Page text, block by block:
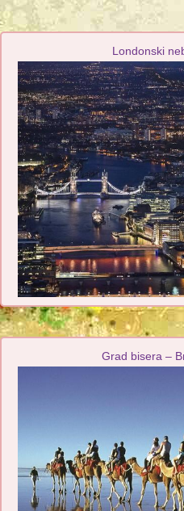
Londonski
Grad bisera –